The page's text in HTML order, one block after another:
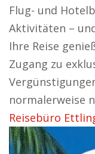
Flug- und
Aktivitäten –
Ihre Reise
Zugang zu
normalerweise
Reisebüro